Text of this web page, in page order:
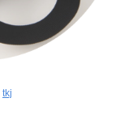
tkj